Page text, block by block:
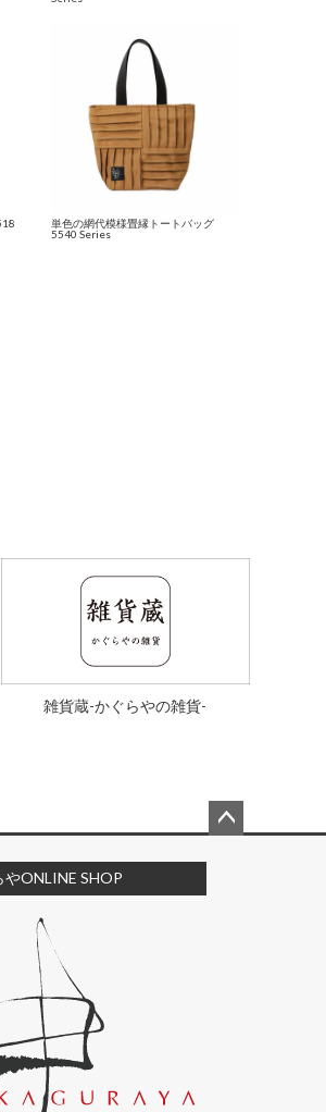
単色の網代模様畳縁トートバッグ
5540 Series
雑貨蔵-かぐらやの雑貨-
やONLINE SHOP